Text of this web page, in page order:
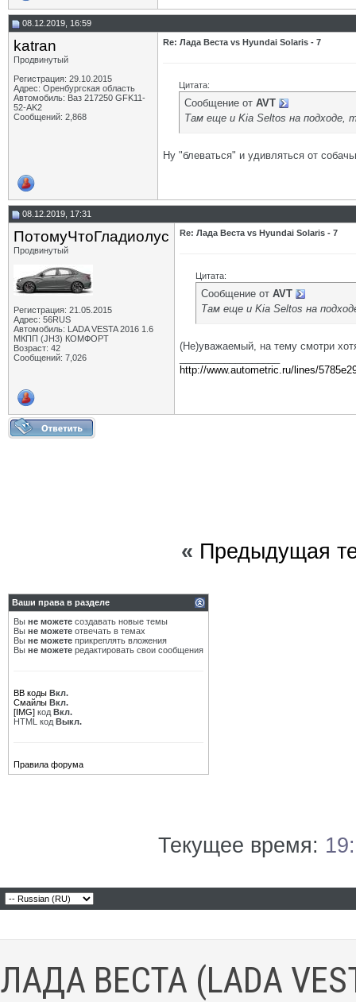
08.12.2019, 16:59
katran
Продвинутый
Регистрация: 29.10.2015
Адрес: Оренбургская область
Автомобиль: Ваз 217250 GFK11-
52-AK2
Сообщений: 2,868
Re: Лада Веста vs Hyundai Solaris - 7
Цитата:
Сообщение от AVT
Там еще и Kia Seltos на подходе,
Ну "блеваться" и удивляться от
08.12.2019, 17:31
ПотомуЧтоГладиолус
Продвинутый
Регистрация: 21.05.2015
Адрес: 56RUS
Автомобиль: LADA VESTA 2016 1.6
МКПП (JH3) КОМФОРТ
Возраст: 42
Сообщений: 7,026
Re: Лада Веста vs Hyundai Solaris - 7
Цитата:
Сообщение от AVT
Там еще и Kia Seltos на
(Не)уважаемый, на тему смотри
http://www.autometric.ru/lines/
« Предыдущая
Ваши права в разделе
Вы не можете создавать новые темы
Вы не можете отвечать в темах
Вы не можете прикреплять вложения
Вы не можете редактировать свои сообщения
BB коды Вкл.
Смайлы Вкл.
[IMG] код Вкл.
HTML код Выкл.
Правила форума
Текущее время:
ЛАДА ВЕСТА (LADA